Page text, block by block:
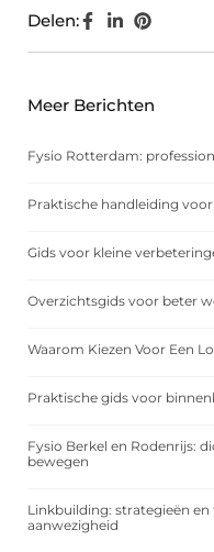
Delen:
Meer Berichten
Fysio Rotterdam:
Praktische handleiding
Gids voor kleine
Overzichtsgids voor beter
Waarom Kiezen Voor Een
Praktische gids voor
Fysio Berkel en Rodenrijs:
bewegen
Linkbuilding: strategieën
aanwezigheid